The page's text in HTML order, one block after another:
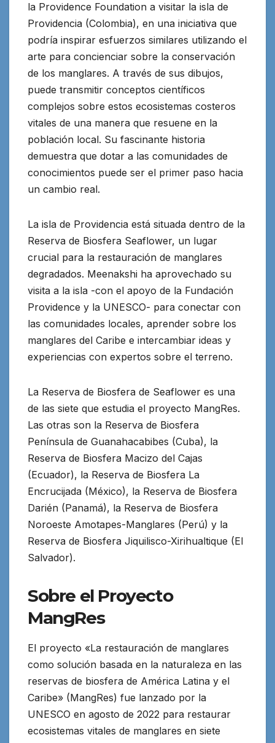
la Providence Foundation a visitar la isla de
Providencia (Colombia), en una iniciativa que
podría inspirar esfuerzos similares utilizando el
arte para concienciar sobre la conservación
de los manglares. A través de sus dibujos,
puede transmitir conceptos científicos
complejos sobre estos ecosistemas costeros
vitales de una manera que resuene en la
población local. Su fascinante historia
demuestra que dotar a las comunidades de
conocimientos puede ser el primer paso hacia
un cambio real.
La isla de Providencia está situada dentro de la
Reserva de Biosfera Seaflower, un lugar
crucial para la restauración de manglares
degradados. Meenakshi ha aprovechado su
visita a la isla -con el apoyo de la Fundación
Providence y la UNESCO- para conectar con
las comunidades locales, aprender sobre los
manglares del Caribe e intercambiar ideas y
experiencias con expertos sobre el terreno.
La Reserva de Biosfera de Seaflower es una
de las siete que estudia el proyecto MangRes.
Las otras son la Reserva de Biosfera
Península de Guanahacabibes (Cuba), la
Reserva de Biosfera Macizo del Cajas
(Ecuador), la Reserva de Biosfera La
Encrucijada (México), la Reserva de Biosfera
Darién (Panamá), la Reserva de Biosfera
Noroeste Amotapes-Manglares (Perú) y la
Reserva de Biosfera Jiquilisco-Xirihualtique (El
Salvador).
Sobre el Proyecto
MangRes
El proyecto «La restauración de manglares
como solución basada en la naturaleza en las
reservas de biosfera de América Latina y el
Caribe» (MangRes) fue lanzado por la
UNESCO en agosto de 2022 para restaurar
ecosistemas vitales de manglares en siete